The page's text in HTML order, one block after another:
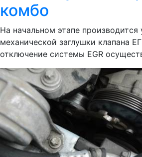
комбо
На начальном этапе производится
механической заглушки клапана
отключение системы EGR